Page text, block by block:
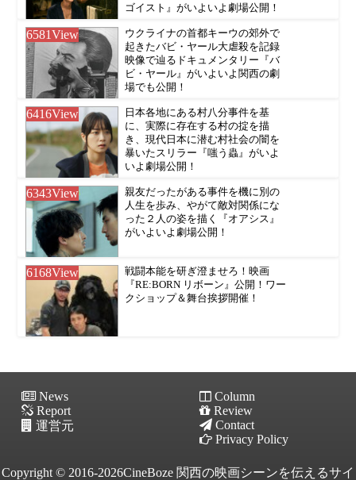
ゴイスト』がいよいよ劇場公開！
6581View
ウクライナの首都キーウの郊外で
起きたバビ・ヤール大虐殺を記録
映像で辿るドキュメンタリー『バ
ビ・ヤール』がいよいよ関西の劇
場でも公開！
6416View
日本各地にある村八分事件を基
に、実際に存在する村の掟を描
き、現代日本に潜む村社会の闇を
暴いたスリラー『嗤う蟲』がいよ
いよ劇場公開！
6343View
親友だったがある事件を機に別の
人生を歩み、やがて敵対関係にな
った２人の姿を描く『オアシス』
がいよいよ劇場公開！
6168View
戦闘本能を研ぎ澄ませろ！映画
『RE:BORN リボーン』公開！ワー
クショップ＆舞台挨拶開催！
News
Column
Report
Review
運営元
Contact
Privacy Policy
Copyright © 2016-2026CineBoze 関西の映画シーンを伝えるサイ